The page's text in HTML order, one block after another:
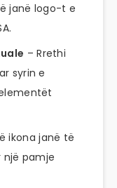
janë logo-t e
– Rrethi
syrin e
ikona janë të
një pamje